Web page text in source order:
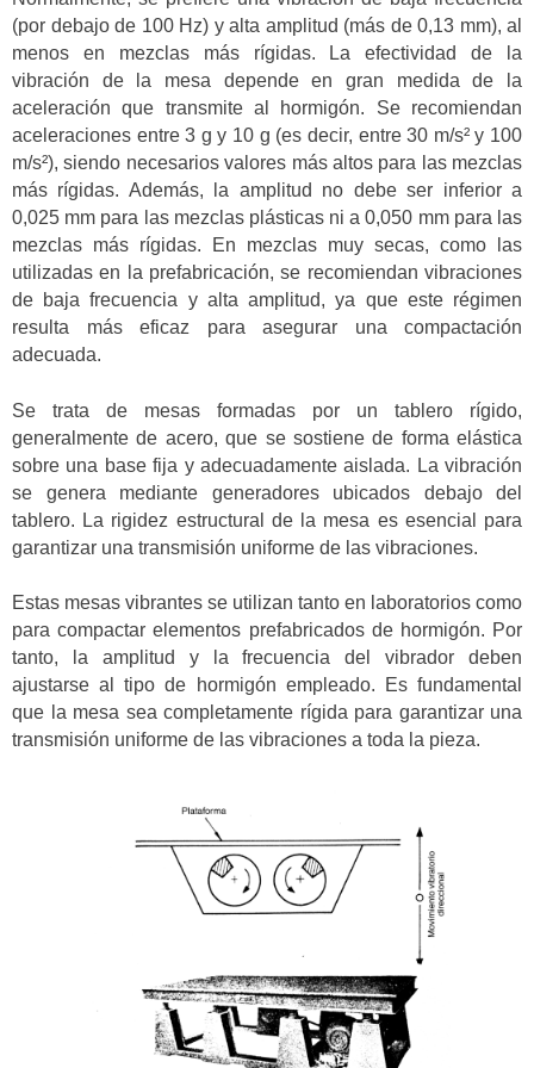
(por debajo de 100 Hz) y alta amplitud (más de 0,13 mm), al
menos en mezclas más rígidas. La efectividad de la
vibración de la mesa depende en gran medida de la
aceleración que transmite al hormigón. Se recomiendan
aceleraciones entre 3 g y 10 g (es decir, entre 30 m/s² y 100
m/s²), siendo necesarios valores más altos para las mezclas
más rígidas. Además, la amplitud no debe ser inferior a
0,025 mm para las mezclas plásticas ni a 0,050 mm para las
mezclas más rígidas. En mezclas muy secas, como las
utilizadas en la prefabricación, se recomiendan vibraciones
de baja frecuencia y alta amplitud, ya que este régimen
resulta más eficaz para asegurar una compactación
adecuada.
Se trata de mesas formadas por un tablero rígido,
generalmente de acero, que se sostiene de forma elástica
sobre una base fija y adecuadamente aislada. La vibración
se genera mediante generadores ubicados debajo del
tablero. La rigidez estructural de la mesa es esencial para
garantizar una transmisión uniforme de las vibraciones.
Estas mesas vibrantes se utilizan tanto en laboratorios como
para compactar elementos prefabricados de hormigón. Por
tanto, la amplitud y la frecuencia del vibrador deben
ajustarse al tipo de hormigón empleado. Es fundamental
que la mesa sea completamente rígida para garantizar una
transmisión uniforme de las vibraciones a toda la pieza.